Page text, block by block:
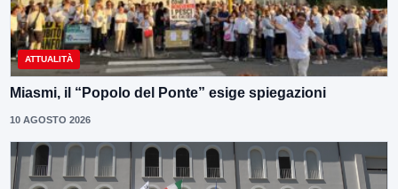
ATTUALITÀ
Miasmi, il “Popolo del Ponte” esige spiegazioni
10 AGOSTO 2026